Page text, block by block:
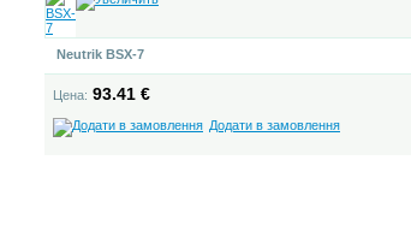
Neutrik BSX-7
Цена: 93.41 €
Додати в замовлення